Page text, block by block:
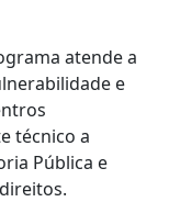
atende a
e
técnico a
Pública e